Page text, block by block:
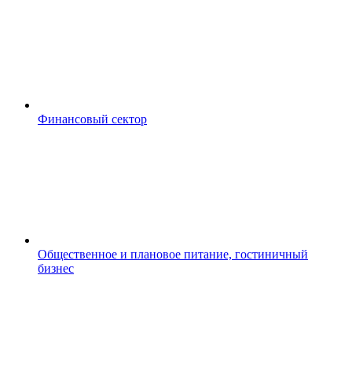
Финансовый сектор
Общественное и плановое питание, гостиничный
бизнес